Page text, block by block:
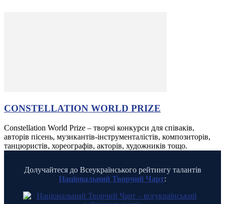
CONSTELLATION WORLD PRIZE
Constellation World Prize – творчі конкурси для співаків,
авторів пісень, музикантів-інструменталістів, композиторів,
танцюристів, хореографів, акторів, художників тощо.
Долучайтеся до Всеукраїнського рейтингу талантів
Національний Творчий Чарт: